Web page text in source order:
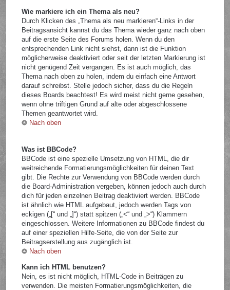
Wie markiere ich ein Thema als neu?
Durch Klicken des „Thema als neu markieren“-Links in der
Beitragsansicht kannst du das Thema wieder ganz nach oben
auf die erste Seite des Forums holen. Wenn du den
entsprechenden Link nicht siehst, dann ist die Funktion
möglicherweise deaktiviert oder seit der letzten Markierung ist
nicht genügend Zeit vergangen. Es ist auch möglich, das
Thema nach oben zu holen, indem du einfach eine Antwort
darauf schreibst. Stelle jedoch sicher, dass du die Regeln
dieses Boards beachtest! Es wird meist nicht gerne gesehen,
wenn ohne triftigen Grund auf alte oder abgeschlossene
Themen geantwortet wird.
Nach oben
Was ist BBCode?
BBCode ist eine spezielle Umsetzung von HTML, die dir
weitreichende Formatierungsmöglichkeiten für deinen Text
gibt. Die Rechte zur Verwendung von BBCode werden durch
die Board-Administration vergeben, können jedoch auch durch
dich für jeden einzelnen Beitrag deaktiviert werden. BBCode
ist ähnlich wie HTML aufgebaut, jedoch werden Tags von
eckigen („[“ und „]“) statt spitzen („<“ und „>“) Klammern
eingeschlossen. Weitere Informationen zu BBCode findest du
auf einer speziellen Hilfe-Seite, die von der Seite zur
Beitragserstellung aus zugänglich ist.
Nach oben
Kann ich HTML benutzen?
Nein, es ist nicht möglich, HTML-Code in Beiträgen zu
verwenden. Die meisten Formatierungsmöglichkeiten, die